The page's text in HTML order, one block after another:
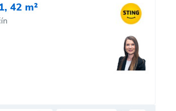
42 m²